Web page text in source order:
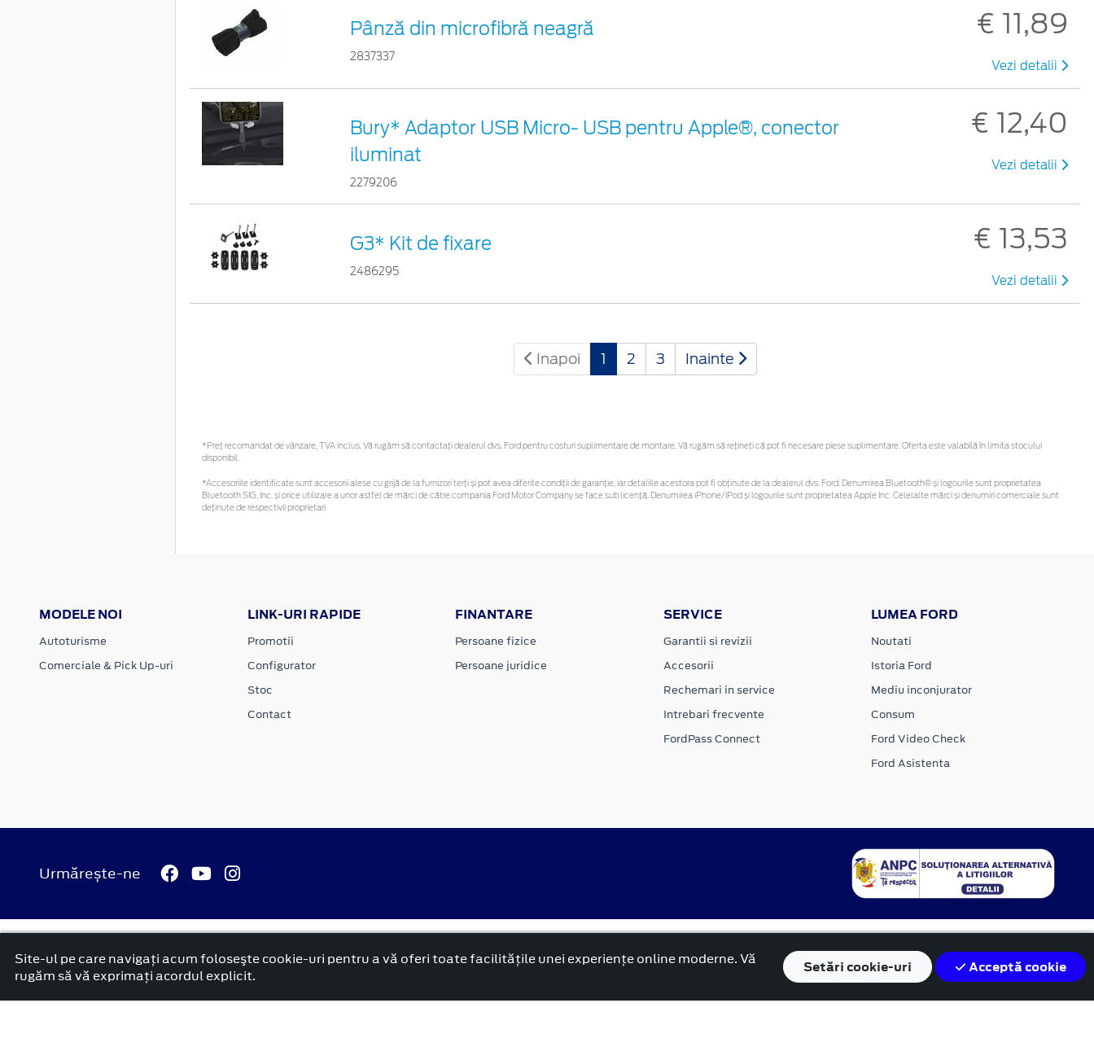
Pânză din microfibră neagră
2837337
€ 11,89
Vezi detalii
Bury* Adaptor USB Micro- USB pentru Apple®, conector
iluminat
2279206
€ 12,40
Vezi detalii
G3* Kit de fixare
2486295
€ 13,53
Vezi detalii
Inapoi 1 2 3 Inainte
*Preţ recomandat de vânzare, TVA inclus. Vă rugăm să contactaţi dealerul dvs. Ford pentru costuri suplimentare de montare. Vă rugăm să rețineți că pot fi necesare piese suplimentare. Oferta este valabilă în limita stocului
disponibil.
*Accesoriile identificate sunt accesorii alese cu grijă de la furnizori terți și pot avea diferite condiții de garanție, iar detaliile acestora pot fi obținute de la dealerul dvs. Ford. Denumirea Bluetooth® și logourile sunt proprietatea
Bluetooth SIG, Inc. și orice utilizare a unor astfel de mărci de către compania Ford Motor Company se face sub licență. Denumirea iPhone/iPod și logourile sunt proprietatea Apple Inc. Celelalte mărci și denumiri comerciale sunt
deținute de respectivii proprietari
MODELE NOI
Autoturisme
Comerciale & Pick Up-uri
LINK-URI RAPIDE
Promotii
Configurator
Stoc
Contact
FINANTARE
Persoane fizice
Persoane juridice
SERVICE
Garantii si revizii
Accesorii
Rechemari in service
Intrebari frecvente
FordPass Connect
LUMEA FORD
Noutati
Istoria Ford
Mediu inconjurator
Consum
Ford Video Check
Ford Asistenta
Urmărește-ne
platformă dezvoltată de Workleto
Site-ul pe care navigați acum foloseşte cookie-uri pentru a vă oferi toate facilitățile unei experiențe online moderne. Vă
rugăm să vă exprimați acordul explicit.
Setăricookie-uri Acceptă cookie